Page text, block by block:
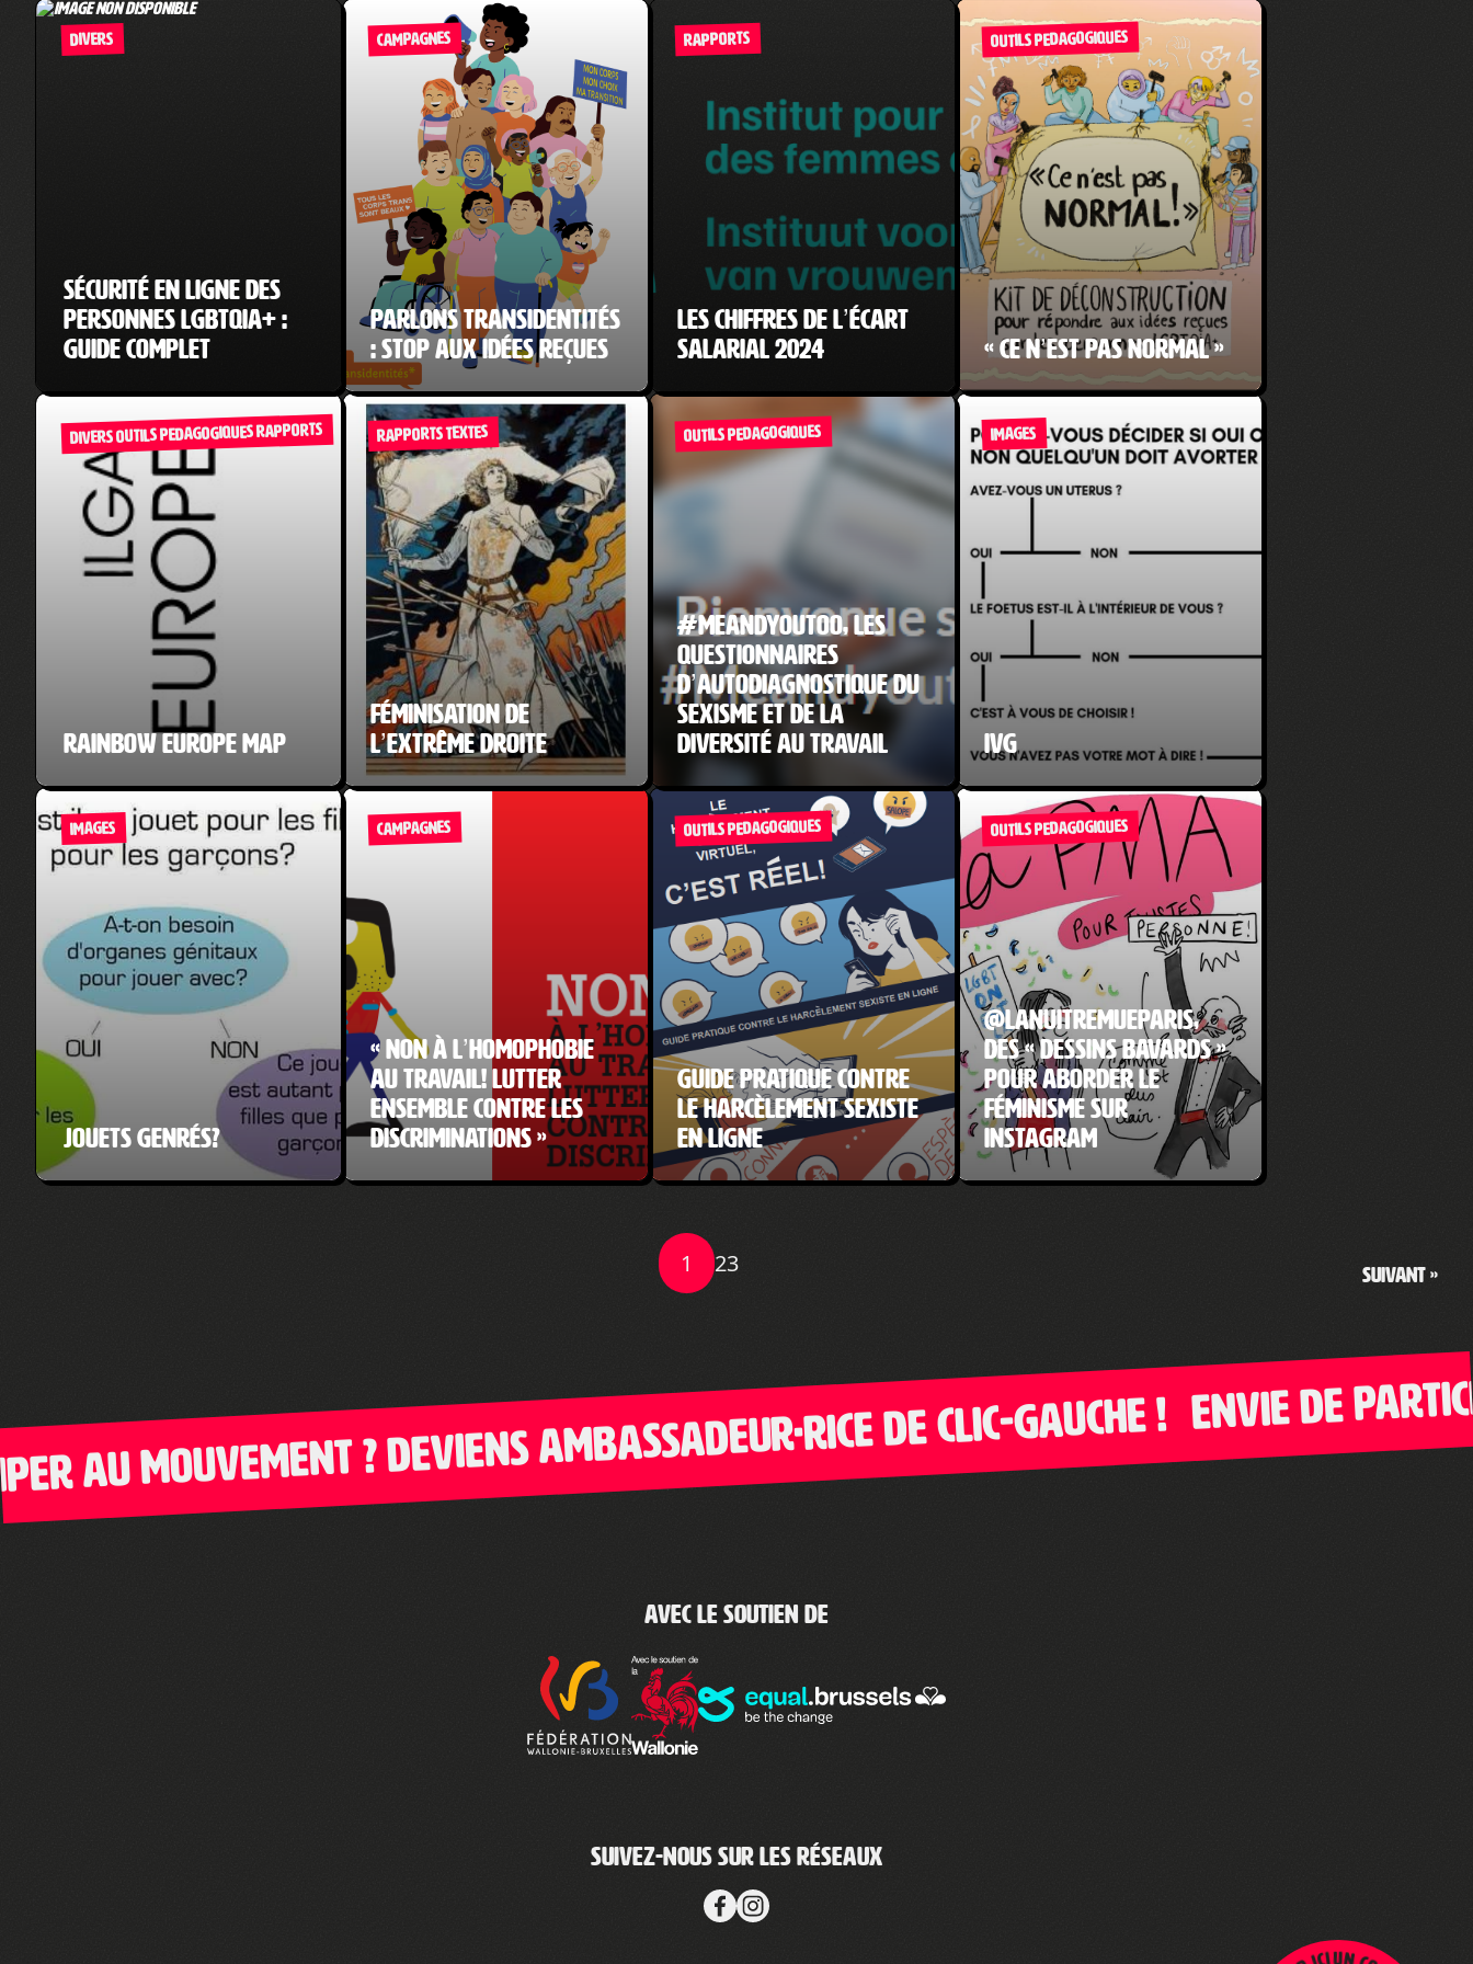
DIVERS
Sécurité en ligne des
personnes LGBTQIA+ :
guide complet
CAMPAGNES
Parlons transidentités
: Stop aux idées reçues
RAPPORTS
Les chiffres de l’écart
salarial 2024
OUTILS PEDAGOGIQUES
« Ce n’est pas normal »
DIVERS OUTILS PEDAGOGIQUES RAPPORTS
Rainbow Europe Map
RAPPORTS TEXTES
Féminisation de
l’extrême droite
OUTILS PEDAGOGIQUES
#Meandyoutoo, les
questionnaires
d’autodiagnostique du
sexisme et de la
diversité au travail
IMAGES
IVG
IMAGES
Jouets genrés?
CAMPAGNES
« Non à l’homophobie
au travail! Lutter
ensemble contre les
discriminations »
OUTILS PEDAGOGIQUES
Guide pratique contre
le harcèlement sexiste
en ligne
OUTILS PEDAGOGIQUES
@LaNuitRemueParis,
des « dessins bavards »
pour aborder le
féminisme sur
Instagram
1 23 Suivant »
mouvement ? Deviens ambassadeur·rice de Clic-Gauche !
Envie de
Avec le soutien de
Suivez-nous sur les réseaux